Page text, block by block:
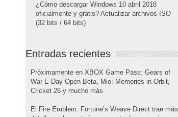
¿Cómo descargar Windows 10 abril 2018
oficialmente y gratis? Actualizar archivos ISO
(32 bits / 64 bits)
Entradas recientes
Próximamente en XBOX Game Pass: Gears of
War E-Day Open Beta, Mio: Memories in Orbit,
Cricket 26 y mucho más
El Fire Emblem: Fortune’s Weave Direct trae más